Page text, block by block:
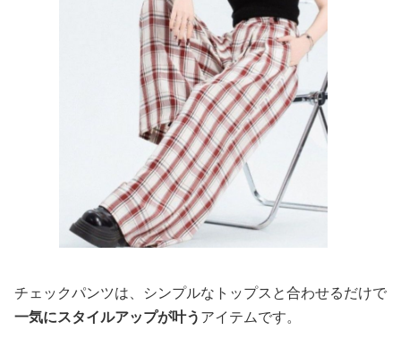
チェックパンツは、シンプルなトップスと合わせるだけで
一気にスタイルアップが叶うアイテムです。